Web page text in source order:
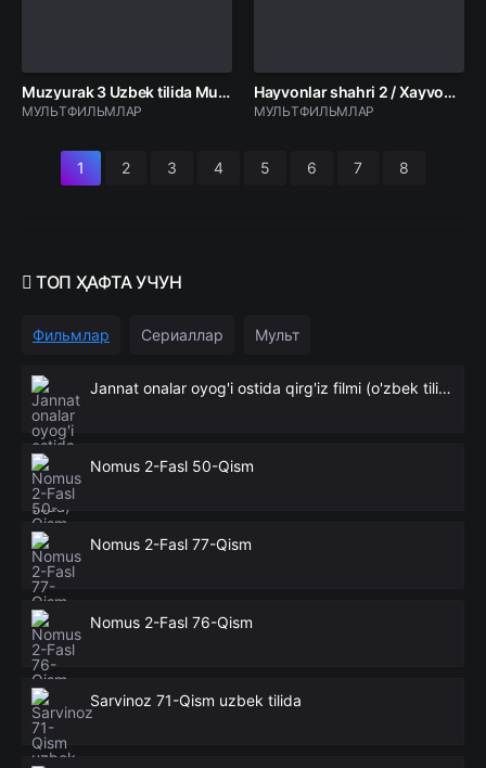
Muzyurak 3 Uzbek tilida Multfilm 2026 O'zbekcha tarjima kino Full HD tas-ix skachat
МУЛЬТФИЛЬМЛАР
Hayvonlar shahri 2 / Xayvonlar shaxri ikki / Zotopiya 2 / Zootopiya 2 Premyera Multfilm 2025 Uzbek tilida Full HD skachat
МУЛЬТФИЛЬМЛАР
1 2 3 4 5 6 7 8
ТОП ҲАФТА УЧУН
Фильмлар Сериаллар Мульт
Jannat onalar oyog'i ostida qirg'iz filmi (o'zbek tilida)
Nomus 2-Fasl 50-Qism
Nomus 2-Fasl 77-Qism
Nomus 2-Fasl 76-Qism
Sarvinoz 71-Qism uzbek tilida